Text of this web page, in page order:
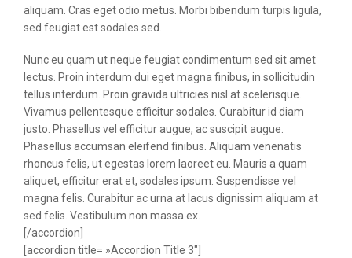
aliquam. Cras eget odio metus. Morbi bibendum turpis ligula,
sed feugiat est sodales sed.
Nunc eu quam ut neque feugiat condimentum sed sit amet
lectus. Proin interdum dui eget magna finibus, in sollicitudin
tellus interdum. Proin gravida ultricies nisl at scelerisque.
Vivamus pellentesque efficitur sodales. Curabitur id diam
justo. Phasellus vel efficitur augue, ac suscipit augue.
Phasellus accumsan eleifend finibus. Aliquam venenatis
rhoncus felis, ut egestas lorem laoreet eu. Mauris a quam
aliquet, efficitur erat et, sodales ipsum. Suspendisse vel
magna felis. Curabitur ac urna at lacus dignissim aliquam at
sed felis. Vestibulum non massa ex.
[/accordion]
[accordion title= »Accordion Title 3″]